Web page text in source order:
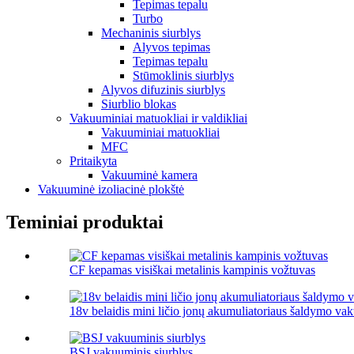
Tepimas tepalu
Turbo
Mechaninis siurblys
Alyvos tepimas
Tepimas tepalu
Stūmoklinis siurblys
Alyvos difuzinis siurblys
Siurblio blokas
Vakuuminiai matuokliai ir valdikliai
Vakuuminiai matuokliai
MFC
Pritaikyta
Vakuuminė kamera
Vakuuminė izoliacinė plokštė
Teminiai produktai
CF kepamas visiškai metalinis kampinis vožtuvas
18v belaidis mini ličio jonų akumuliatoriaus šaldymo